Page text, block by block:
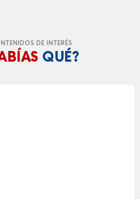
DE INTERÉS
QUÉ?